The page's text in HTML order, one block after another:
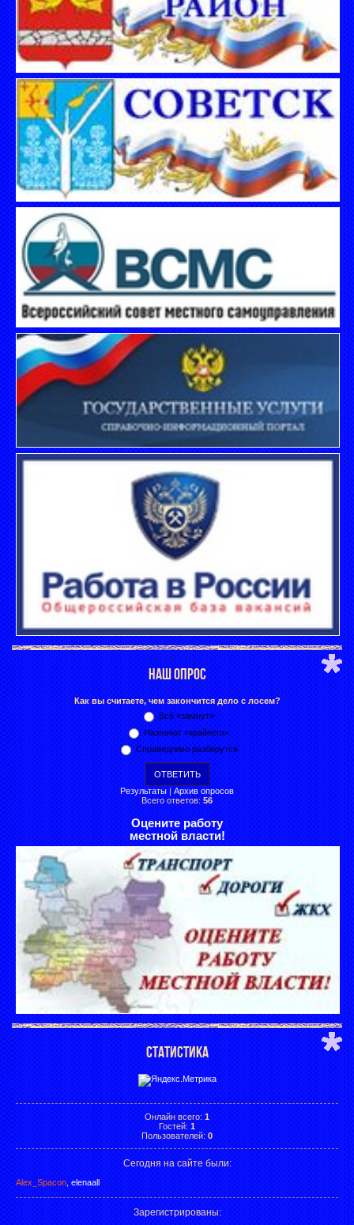
НАШ ОПРОС
Как вы считаете, чем закончится дело с лосем?
Всё «замнут»
Назначат «крайнего»
Справедливо разберутся
Результаты | Архив опросов
Всего ответов: 56
Оцените работу
местной власти!
СТАТИСТИКА
Онлайн всего: 1
Гостей: 1
Пользователей: 0
Сегодня на сайте были:
Alex_Spacon elenaall
Зарегистрированы: